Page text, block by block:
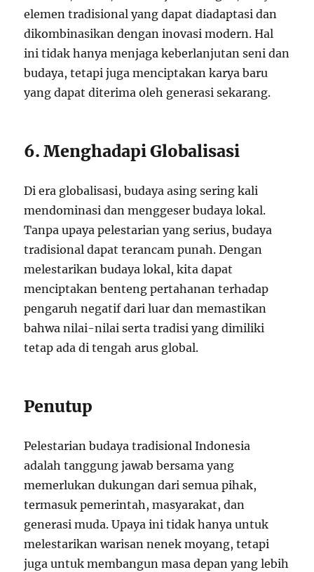
elemen tradisional yang dapat diadaptasi dan
dikombinasikan dengan inovasi modern. Hal
ini tidak hanya menjaga keberlanjutan seni dan
budaya, tetapi juga menciptakan karya baru
yang dapat diterima oleh generasi sekarang.
6. Menghadapi Globalisasi
Di era globalisasi, budaya asing sering kali
mendominasi dan menggeser budaya lokal.
Tanpa upaya pelestarian yang serius, budaya
tradisional dapat terancam punah. Dengan
melestarikan budaya lokal, kita dapat
menciptakan benteng pertahanan terhadap
pengaruh negatif dari luar dan memastikan
bahwa nilai-nilai serta tradisi yang dimiliki
tetap ada di tengah arus global.
Penutup
Pelestarian budaya tradisional Indonesia
adalah tanggung jawab bersama yang
memerlukan dukungan dari semua pihak,
termasuk pemerintah, masyarakat, dan
generasi muda. Upaya ini tidak hanya untuk
melestarikan warisan nenek moyang, tetapi
juga untuk membangun masa depan yang lebih